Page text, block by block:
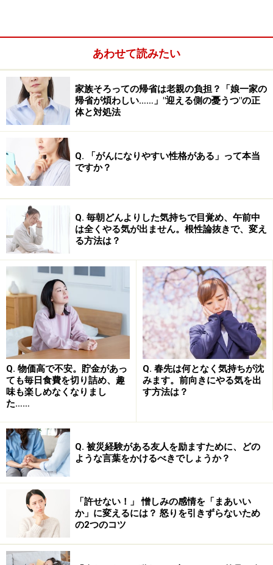
む人も、少なくありません。
一方で、「そういう年代だから仕方がない」「更年期は
これが普通」と我慢する必要はありません。つらい心身
の不調に悩まされているのなら、婦人科などを受診し
て、適切なサポートを受けることも大切です。
自分でできることとして大切なことは、「無理をしない
こと」「気晴らしをすること」です。なるべく気持ちを
楽にして過ごされることをおすすめします。
さらに詳しく知りたい方は、「
ラ、落ち込み…メンタル不調の原因と対処法」をあわせ
てご覧ください。
※記事内容は執筆時点のものです。最新の内容をご確認くださ
い。
※当サイトにおける医師・医療従事者等による情報の提供は、診
断・治療行為ではありません。診断・治療を必要とする方は、適
切な医療機関での受診をおすすめいたします。記事内容は執筆者
個人の見解によるものであり、全ての方への有効性を保証するも
のではありません。当サイトで提供する情報に基づいて被ったい
かなる損害についても、当社、各ガイド、その他当社と契約した
情報提供者は一切の責任を負いかねます。
あわせて読みたい
家族そろっての帰省は老親の負担？「娘一家の
帰省が煩わしい……」"迎える側の憂うつ"の正
体と対処法
Q. 「がんになりやすい性格がある」って本当
ですか？
Q. 毎朝どんよりした気持ちで目覚め、午前中
は全くやる気が出ません。根性論抜きで、変え
る方法は？
Q. 物価高で不安。貯金があっ
ても毎日食費を切り詰め、趣
味も楽しめなくなりまし
た……
Q. 春先は何となく気持ちが沈
みます。前向きにやる気を出
す方法は？
Q. 被災経験がある友人を励ますために、どの
ような言葉をかけるべきでしょうか？
「許せない！」 憎しみの感情を「まあいい
か」に変えるには？ 怒りを引きずらないため
の2つのコツ